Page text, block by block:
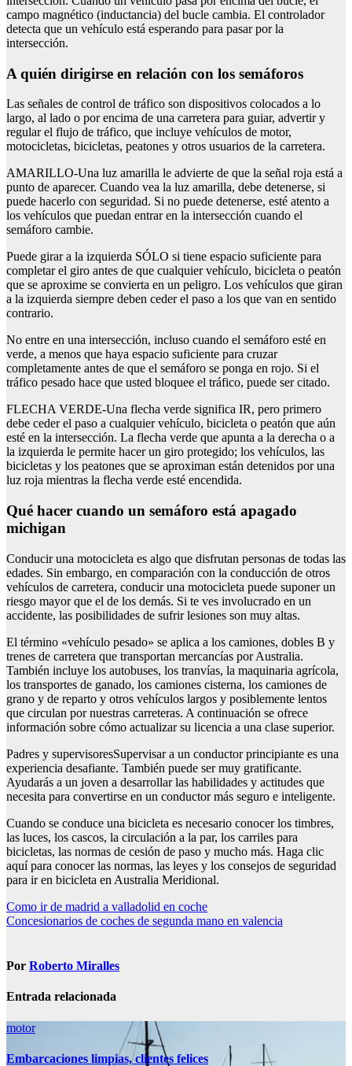
campo magnético (inductancia) del bucle cambia. El controlador
detecta que un vehículo está esperando para pasar por la
intersección.
A quién dirigirse en relación con los semáforos
Las señales de control de tráfico son dispositivos colocados a lo
largo, al lado o por encima de una carretera para guiar, advertir y
regular el flujo de tráfico, que incluye vehículos de motor,
motocicletas, bicicletas, peatones y otros usuarios de la carretera.
AMARILLO-Una luz amarilla le advierte de que la señal roja está a
punto de aparecer. Cuando vea la luz amarilla, debe detenerse, si
puede hacerlo con seguridad. Si no puede detenerse, esté atento a
los vehículos que puedan entrar en la intersección cuando el
semáforo cambie.
Puede girar a la izquierda SÓLO si tiene espacio suficiente para
completar el giro antes de que cualquier vehículo, bicicleta o peatón
que se aproxime se convierta en un peligro. Los vehículos que giran
a la izquierda siempre deben ceder el paso a los que van en sentido
contrario.
No entre en una intersección, incluso cuando el semáforo esté en
verde, a menos que haya espacio suficiente para cruzar
completamente antes de que el semáforo se ponga en rojo. Si el
tráfico pesado hace que usted bloquee el tráfico, puede ser citado.
FLECHA VERDE-Una flecha verde significa IR, pero primero
debe ceder el paso a cualquier vehículo, bicicleta o peatón que aún
esté en la intersección. La flecha verde que apunta a la derecha o a
la izquierda le permite hacer un giro protegido; los vehículos, las
bicicletas y los peatones que se aproximan están detenidos por una
luz roja mientras la flecha verde esté encendida.
Qué hacer cuando un semáforo está apagado
michigan
Conducir una motocicleta es algo que disfrutan personas de todas las
edades. Sin embargo, en comparación con la conducción de otros
vehículos de carretera, conducir una motocicleta puede suponer un
riesgo mayor que el de los demás. Si te ves involucrado en un
accidente, las posibilidades de sufrir lesiones son muy altas.
El término «vehículo pesado» se aplica a los camiones, dobles B y
trenes de carretera que transportan mercancías por Australia.
También incluye los autobuses, los tranvías, la maquinaria agrícola,
los transportes de ganado, los camiones cisterna, los camiones de
grano y de reparto y otros vehículos largos y posiblemente lentos
que circulan por nuestras carreteras. A continuación se ofrece
información sobre cómo actualizar su licencia a una clase superior.
Padres y supervisoresSupervisar a un conductor principiante es una
experiencia desafiante. También puede ser muy gratificante.
Ayudarás a un joven a desarrollar las habilidades y actitudes que
necesita para convertirse en un conductor más seguro e inteligente.
Cuando se conduce una bicicleta es necesario conocer los timbres,
las luces, los cascos, la circulación a la par, los carriles para
bicicletas, las normas de cesión de paso y mucho más. Haga clic
aquí para conocer las normas, las leyes y los consejos de seguridad
para ir en bicicleta en Australia Meridional.
Navegación
de
Como ir de madrid a valladolid en coche
Concesionarios de coches de segunda mano en valencia
Por Roberto Miralles
Entrada relacionada
motor
Embarcaciones limpias, clientes felices